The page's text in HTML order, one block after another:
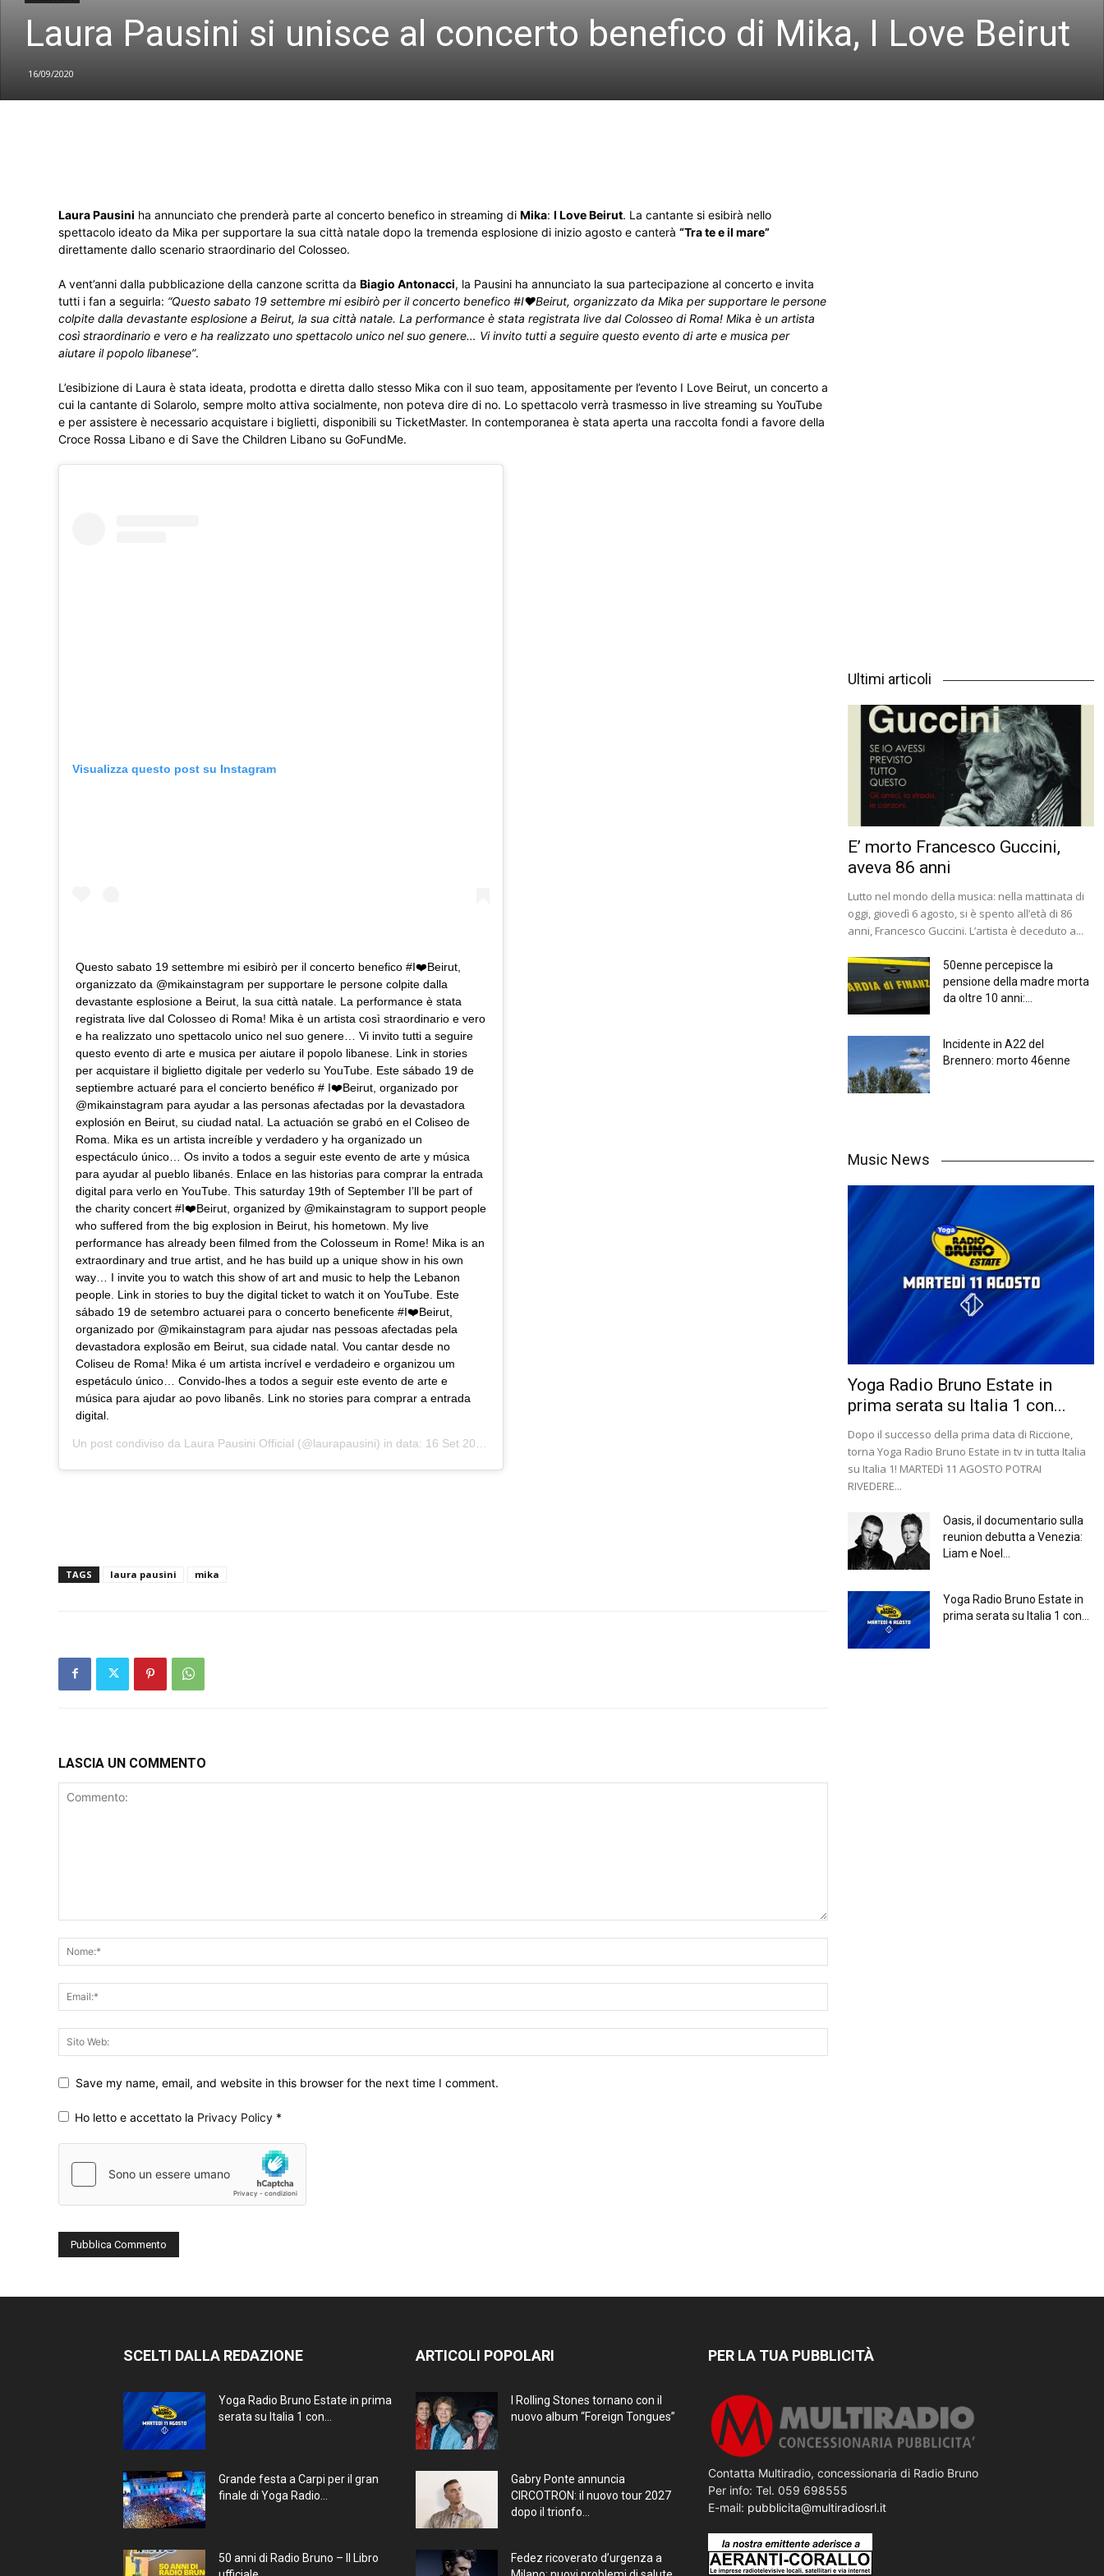
Laura Pausini si unisce al concerto benefico di Mika, I Love Beirut
16/09/2020
Laura Pausini ha annunciato che prenderà parte al concerto benefico in streaming di Mika: I Love Beirut. La cantante si esibirà nello
spettacolo ideato da Mika per supportare la sua città natale dopo la tremenda esplosione di inizio agosto e canterà “Tra te e il mare”
direttamente dallo scenario straordinario del Colosseo.
A vent’anni dalla pubblicazione della canzone scritta da Biagio Antonacci, la Pausini ha annunciato la sua partecipazione al concerto e invita
tutti i fan a seguirla: “Questo sabato 19 settembre mi esibirò per il concerto benefico #I❤️Beirut, organizzato da Mika per supportare le persone
colpite dalla devastante esplosione a Beirut, la sua città natale. La performance è stata registrata live dal Colosseo di Roma! Mika è un artista
così straordinario e vero e ha realizzato uno spettacolo unico nel suo genere… Vi invito tutti a seguire questo evento di arte e musica per
aiutare il popolo libanese”.
L’esibizione di Laura è stata ideata, prodotta e diretta dallo stesso Mika con il suo team, appositamente per l’evento I Love Beirut, un concerto a
cui la cantante di Solarolo, sempre molto attiva socialmente, non poteva dire di no. Lo spettacolo verrà trasmesso in live streaming su YouTube
e per assistere è necessario acquistare i biglietti, disponibili su TicketMaster. In contemporanea è stata aperta una raccolta fondi a favore della
Croce Rossa Libano e di Save the Children Libano su GoFundMe.
Visualizza questo post su Instagram
Questo sabato 19 settembre mi esibirò per il concerto benefico #I❤️Beirut,
organizzato da @mikainstagram per supportare le persone colpite dalla
devastante esplosione a Beirut, la sua città natale. La performance è stata
registrata live dal Colosseo di Roma! Mika è un artista così straordinario e vero
e ha realizzato uno spettacolo unico nel suo genere… Vi invito tutti a seguire
questo evento di arte e musica per aiutare il popolo libanese. Link in stories
per acquistare il biglietto digitale per vederlo su YouTube. Este sábado 19 de
septiembre actuaré para el concierto benéfico # I❤️Beirut, organizado por
@mikainstagram para ayudar a las personas afectadas por la devastadora
explosión en Beirut, su ciudad natal. La actuación se grabó en el Coliseo de
Roma. Mika es un artista increíble y verdadero y ha organizado un
espectáculo único… Os invito a todos a seguir este evento de arte y música
para ayudar al pueblo libanés. Enlace en las historias para comprar la entrada
digital para verlo en YouTube. This saturday 19th of September I’ll be part of
the charity concert #I❤️Beirut, organized by @mikainstagram to support people
who suffered from the big explosion in Beirut, his hometown. My live
performance has already been filmed from the Colosseum in Rome! Mika is an
extraordinary and true artist, and he has build up a unique show in his own
way… I invite you to watch this show of art and music to help the Lebanon
people. Link in stories to buy the digital ticket to watch it on YouTube. Este
sábado 19 de setembro actuarei para o concerto beneficente #I❤️Beirut,
organizado por @mikainstagram para ajudar nas pessoas afectadas pela
devastadora explosão em Beirut, sua cidade natal. Vou cantar desde no
Coliseu de Roma! Mika é um artista incrível e verdadeiro e organizou um
espetáculo único… Convido-lhes a todos a seguir este evento de arte e
música para ajudar ao povo libanês. Link no stories para comprar a entrada
digital.
Un post condiviso da Laura Pausini Official (@laurapausini) in data: 16 Set 2020 alle ore 3:35 PDT
TAGS laura pausini mika
LASCIA UN COMMENTO
Save my name, email, and website in this browser for the next time I comment.
Ho letto e accettato la Privacy Policy *
Ultimi articoli
E’ morto Francesco Guccini,
aveva 86 anni
Lutto nel mondo della musica: nella mattinata di
oggi, giovedì 6 agosto, si è spento all’età di 86
anni, Francesco Guccini. L’artista è deceduto a...
50enne percepisce la
pensione della madre morta
da oltre 10 anni:...
Incidente in A22 del
Brennero: morto 46enne
Music News
Yoga Radio Bruno Estate in
prima serata su Italia 1 con...
Dopo il successo della prima data di Riccione,
torna Yoga Radio Bruno Estate in tv in tutta Italia
su Italia 1! MARTEDì 11 AGOSTO POTRAI
RIVEDERE...
Oasis, il documentario sulla
reunion debutta a Venezia:
Liam e Noel...
Yoga Radio Bruno Estate in
prima serata su Italia 1 con...
SCELTI DALLA REDAZIONE
Yoga Radio Bruno Estate in prima
serata su Italia 1 con...
Grande festa a Carpi per il gran
finale di Yoga Radio...
50 anni di Radio Bruno – Il Libro
ARTICOLI POPOLARI
I Rolling Stones tornano con il
nuovo album “Foreign Tongues”
Gabry Ponte annuncia
CIRCOTRON: il nuovo tour 2027
dopo il trionfo...
Fedez ricoverato d’urgenza a
PER LA TUA PUBBLICITÀ
Contatta Multiradio, concessionaria di Radio Bruno
Per info: Tel. 059 698555
E-mail: pubblicita@multiradiosrl.it